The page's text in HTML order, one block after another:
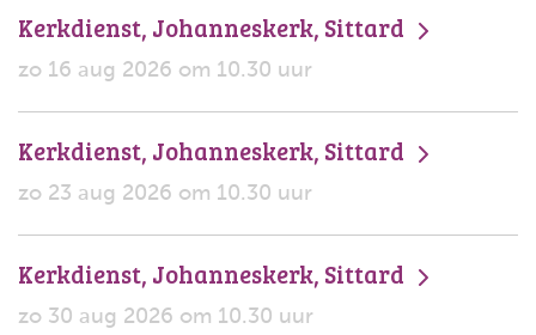
Kerkdienst, Johanneskerk, Sittard
zo 16 aug 2026 om 10.30 uur
Kerkdienst, Johanneskerk, Sittard
zo 23 aug 2026 om 10.30 uur
Kerkdienst, Johanneskerk, Sittard
zo 30 aug 2026 om 10.30 uur